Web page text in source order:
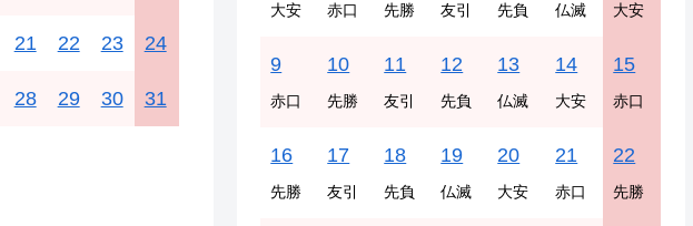
21 22 23 24
28 29 30 31
大安 赤口 先勝 友引 先負 仏滅 大安
9
赤口
10
先勝
11
友引
12
先負
13
仏滅
14
大安
15
赤口
16
先勝
17
友引
18
先負
19
仏滅
20
大安
21
赤口
22
先勝